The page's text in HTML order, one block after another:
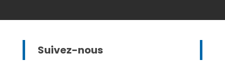
Suivez-nous